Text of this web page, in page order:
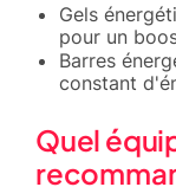
Gels
pour un
Barres
constant
Quel